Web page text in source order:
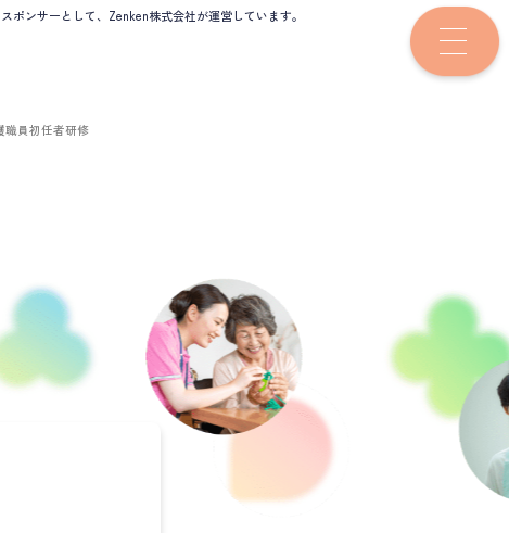
ポンサーとして、Zenken株式会社が運営しています。
職員初任者研修